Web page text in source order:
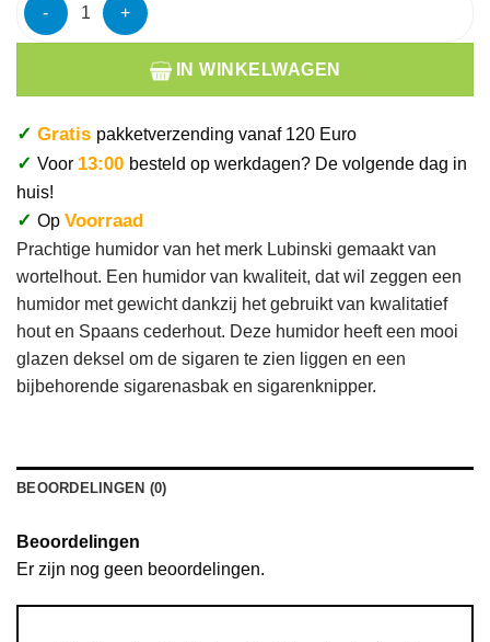
IN WINKELWAGEN
✓ Gratis pakketverzending vanaf 120 Euro
✓ Voor 13:00 besteld op werkdagen? De volgende dag in
huis!
✓ Op Voorraad
Prachtige humidor van het merk Lubinski gemaakt van
wortelhout. Een humidor van kwaliteit, dat wil zeggen een
humidor met gewicht dankzij het gebruikt van kwalitatief
hout en Spaans cederhout. Deze humidor heeft een mooi
glazen deksel om de sigaren te zien liggen en een
bijbehorende sigarenasbak en sigarenknipper.
BEOORDELINGEN (0)
Beoordelingen
Er zijn nog geen beoordelingen.